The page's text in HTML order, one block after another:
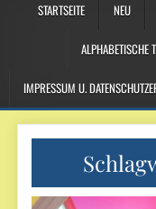
STARTSEITE NEU
ALPHABETISCHE
IMPRESSUM U.